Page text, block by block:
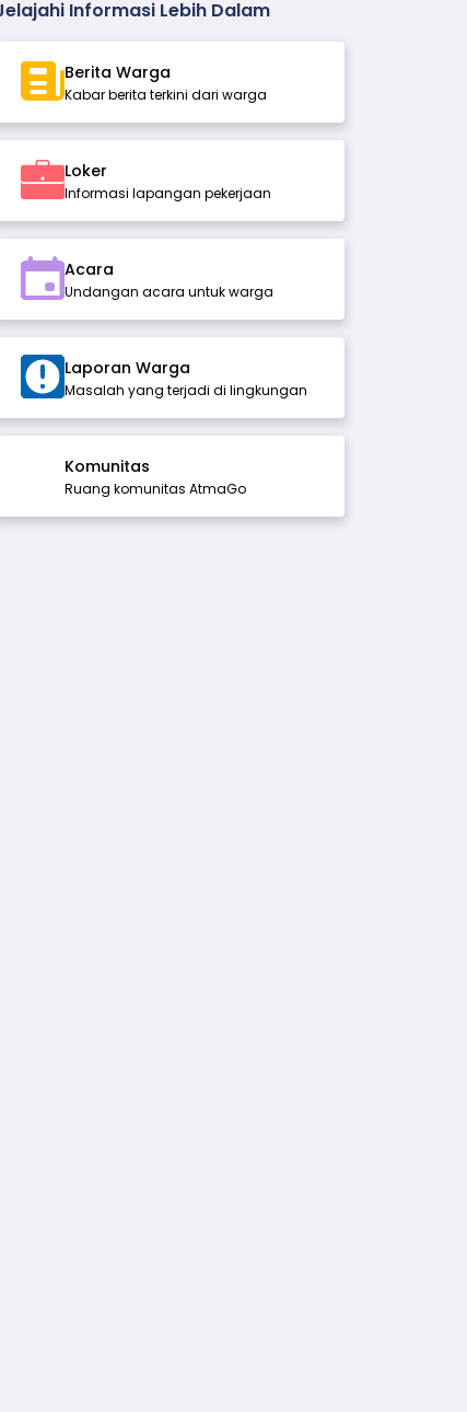
Informasi Lebih Dalam
Berita Warga
Kabar berita terkini dari warga
Loker
Informasi lapangan pekerjaan
Acara
Undangan acara untuk warga
Laporan Warga
Masalah yang terjadi di lingkungan
Komunitas
Ruang komunitas AtmaGo